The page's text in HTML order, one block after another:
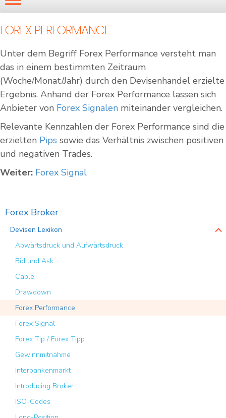
FOREX PERFORMANCE
Unter dem Begriff Forex Performance versteht man
das in einem bestimmten Zeitraum
(Woche/Monat/Jahr) durch den Devisenhandel erzielte
Ergebnis. Anhand der Forex Performance lassen sich
Anbieter von Forex Signalen miteinander vergleichen.
Relevante Kennzahlen der Forex Performance sind die
erzielten Pips sowie das Verhältnis zwischen positiven
und negativen Trades.
Weiter: Forex Signal
Forex Broker
Devisen Lexikon
Abwärtsdruck und Aufwärtsdruck
Bid und Ask
Cable
Drawdown
Forex Performance
Forex Signal
Forex Tip / Forex Tipp
Gewinnmitnahme
Interbankenmarkt
Introducing Broker
ISO-Codes